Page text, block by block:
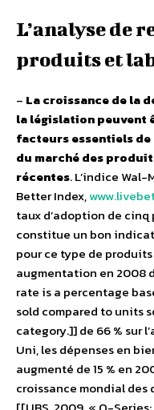
L’analyse de
produits et
– La croissance de la
la législation peuvent
facteurs essentiels
du marché des
récentes. L’indice
Better Index,
taux d’adoption de
constitue un bon
pour ce type de
augmentation en 2008
rate is a percentage
sold compared to units
category.]] de 66 % sur
Uni, les dépenses en
augmenté de 15 % en
croissance mondial des